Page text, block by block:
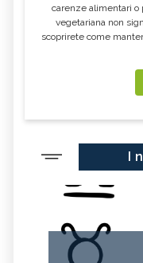
carenze alimentari
vegetariana non
scoprirete come
I